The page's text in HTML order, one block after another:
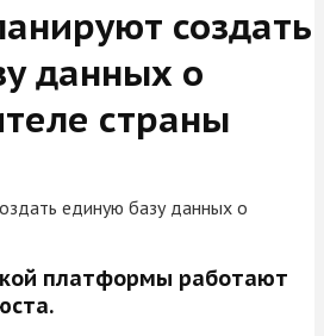
создать
данных о
страны
платформы работают